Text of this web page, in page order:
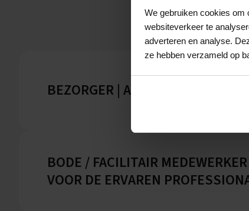
We gebruiken cookies om
websiteverkeer te
adverteren en analyse.
ze hebben verzameld op
BEZORGER | AMPÈRE | EINDHOVEN
BODE / FACILITAIR
VOOR DE ERVAREN